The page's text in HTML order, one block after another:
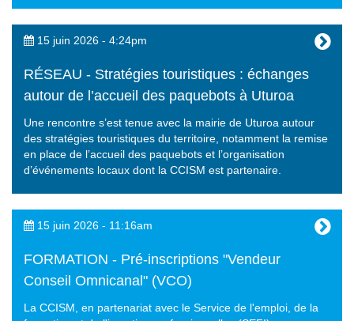
15 juin 2026 - 4:24pm
RÉSEAU - Stratégies touristiques : échanges
autour de l’accueil des paquebots à Uturoa
Une rencontre s’est tenue avec la mairie de Uturoa autour
des stratégies touristiques du territoire, notamment la remise
en place de l’accueil des paquebots et l’organisation
d’événements locaux dont la CCISM est partenaire.
15 juin 2026 - 11:16am
FORMATION - Pré-inscriptions "Vendeur
Conseil Omnicanal" (VCO)
La CCISM, en partenariat avec le Service de l'emploi, de la